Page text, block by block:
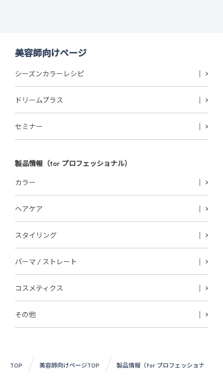
美容師向けページ
シーズンカラーレシピ
ドリームプラス
セミナー
製品情報（for プロフェッショナル）
カラー
ヘアケア
スタイリング
パーマ / ストレート
コスメティクス
その他
TOP 美容師向けページTOP 製品情報（for プロフェッショナ